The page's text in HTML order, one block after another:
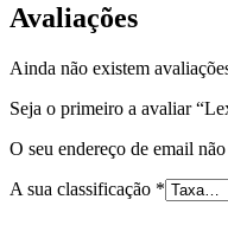
Avaliações
Ainda não existem
Seja o primeiro a avaliar
O seu endereço de email
A sua classificação *